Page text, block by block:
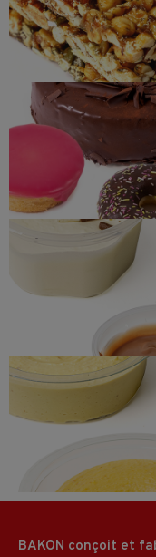
Produits
Desserts,
BAKON conçoit et